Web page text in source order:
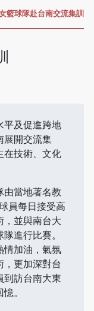
籃球隊赴台南交流集訓
平及促進跨地
展開交流集
在技術、文化
由當地著名教
員每日接受高
，並與南台大
進行比賽。
情加油，氣氛
，更加深對台
到訪台南大東
。